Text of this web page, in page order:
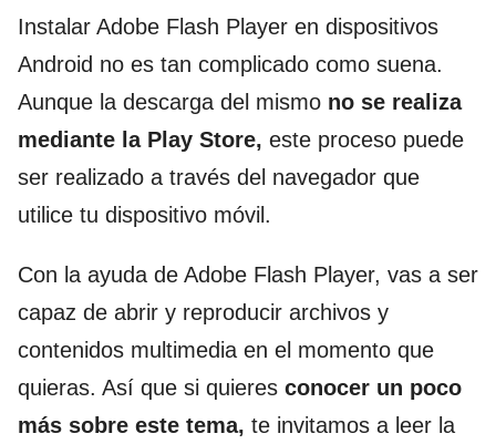
Instalar Adobe Flash Player en dispositivos
Android no es tan complicado como suena.
Aunque la descarga del mismo no se realiza
mediante la Play Store, este proceso puede
ser realizado a través del navegador que
utilice tu dispositivo móvil.
Con la ayuda de Adobe Flash Player, vas a ser
capaz de abrir y reproducir archivos y
contenidos multimedia en el momento que
quieras. Así que si quieres conocer un poco
más sobre este tema, te invitamos a leer la